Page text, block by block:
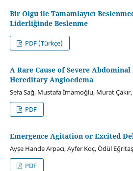
Bir Olgu ile Tamamlayıcı
Liderliğinde Beslenme
PDF (Türkçe)
A Rare Cause of Severe
Hereditary Angioedema
Sefa Sağ, Mustafa İmamoğlu, Murat Çakır,
PDF
Emergence Agitation or Excited
Ayşe Hande Arpacı, Ayfer Koç, Ödül
PDF